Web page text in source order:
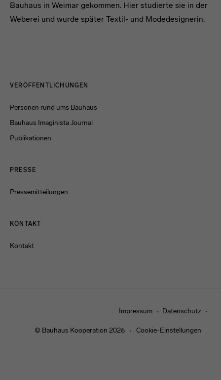
Bauhaus in Weimar gekommen. Hier studierte sie in der
Weberei und wurde später Textil- und Modedesignerin.
VERÖFFENTLICHUNGEN
Personen rund ums Bauhaus
Bauhaus Imaginista Journal
Publikationen
PRESSE
Pressemitteilungen
KONTAKT
Kontakt
Impressum Datenschutz
© Bauhaus Kooperation 2026 Cookie-Einstellungen